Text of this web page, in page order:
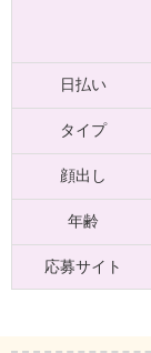
日払い
タイプ
顔出し
年齢
応募サイト